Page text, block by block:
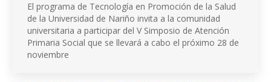
El programa de Tecnología en Promoción de la Salud
de la Universidad de Nariño invita a la comunidad
universitaria a participar del V Simposio de Atención
Primaria Social que se llevará a cabo el próximo 28 de
noviembre